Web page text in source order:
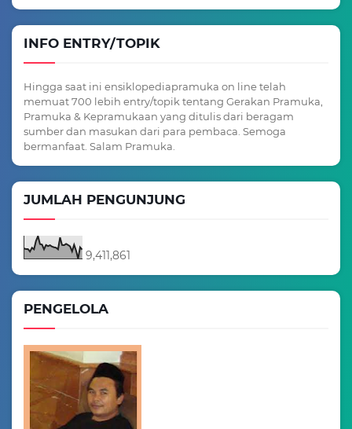
INFO ENTRY/TOPIK
Hingga saat ini ensiklopediapramuka on line telah
memuat 700 lebih entry/topik tentang Gerakan Pramuka,
Pramuka & Kepramukaan yang ditulis dari beragam
sumber dan masukan dari para pembaca. Semoga
bermanfaat. Salam Pramuka.
JUMLAH PENGUNJUNG
9,411,861
PENGELOLA